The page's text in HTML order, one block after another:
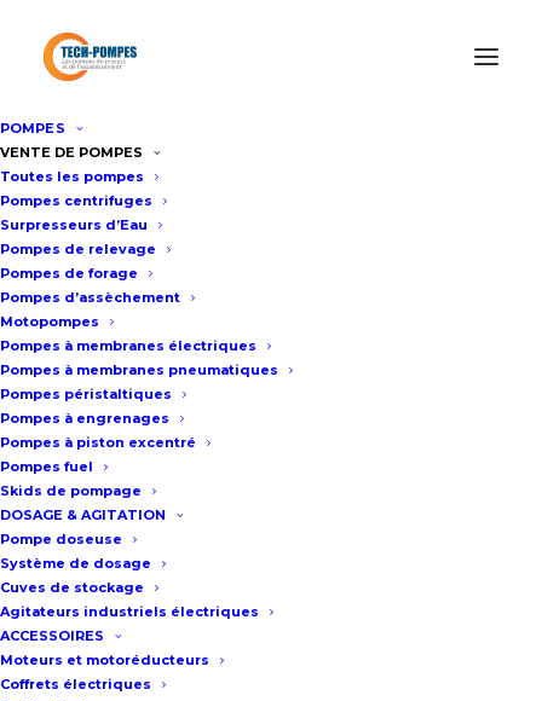
POMPES
VENTE DE POMPES
Toutes les pompes
Pompes centrifuges
Surpresseurs d’Eau
Pompes de relevage
Pompes de forage
Pompes d’assèchement
Motopompes
Pompes à membranes électriques
Pompes à membranes pneumatiques
Pompes péristaltiques
Pompes à engrenages
Pompes à piston excentré
Pompes fuel
Skids de pompage
DOSAGE & AGITATION
Pompe doseuse
Système de dosage
Cuves de stockage
Agitateurs industriels électriques
ACCESSOIRES
Moteurs et motoréducteurs
Coffrets électriques
Accueil Pompes centrifuges
MULTICELLULAIRES
NOTRE GAMME DE POMPES
MULTICELLULAIRES